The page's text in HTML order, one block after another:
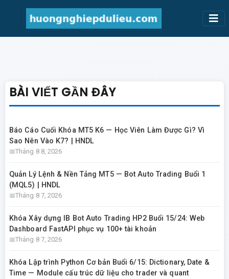
BÀI VIẾT GẦN ĐÂY
Báo Cáo Cuối Khóa MT5 K6 — Học Viên Làm Được Gì? Vì
Sao Nên Vào K7? | HNDL
Tháng 8 8, 2026
Quản Lý Lệnh & Nền Tảng MT5 — Bot Auto Trading Buổi 1
(MQL5) | HNDL
Tháng 8 7, 2026
Khóa Xây dựng IB Bot Auto Trading HP2 Buổi 15/24: Web
Dashboard FastAPI phục vụ 100+ tài khoản
Tháng 8 7, 2026
Khóa Lập trình Python Cơ bản Buổi 6/15: Dictionary, Date &
Time — Module cấu trúc dữ liệu cho trader và quant